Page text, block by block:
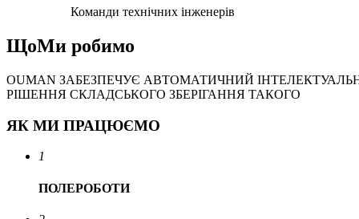
Команди технічних інженерів
ЩоМи робимо
OUMAN ЗАБЕЗПЕЧУЄ АВТОМАТИЧНИЙ
РІШЕННЯ СКЛАДСЬКОГО ЗБЕРІГАННЯ ТАКОГО
ЯК МИ ПРАЦЮЄМО
1
ПОЛЕРОБОТИ